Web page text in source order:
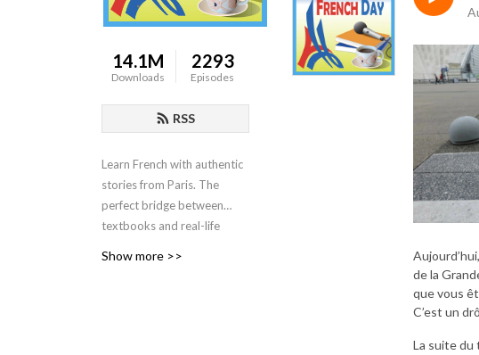
14.1M
Downloads
2293
Episodes
RSS
Learn French with authentic
stories from Paris. The
perfect bridge between
textbooks and real-life
Show more >>
de la
que vous
C’est un
La suite du